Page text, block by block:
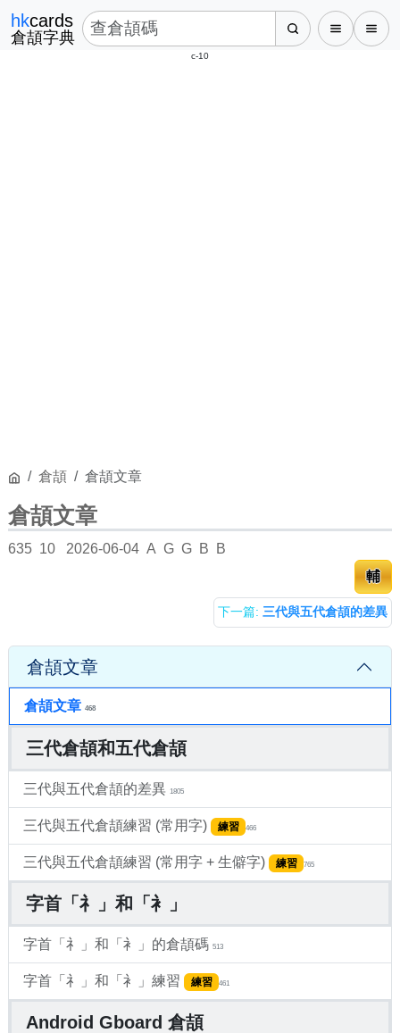
hkcards
倉頡字典
c-10
倉頡 倉頡文章
倉頡文章
635 10 2026-06-04 A G G B
B
輔
下一篇: 三代與五代倉頡的差異
倉頡文章
倉頡文章 468
三代倉頡和五代倉頡
三代與五代倉頡的差異 1805
三代與五代倉頡練習 (常用字) 練習 466
三代與五代倉頡練習 (常用字 + 生僻字) 練習 765
字首「礻」和「衤」
字首「礻」和「衤」的倉頡碼 513
字首「礻」和「衤」練習 練習 461
Android Gboard 倉頡